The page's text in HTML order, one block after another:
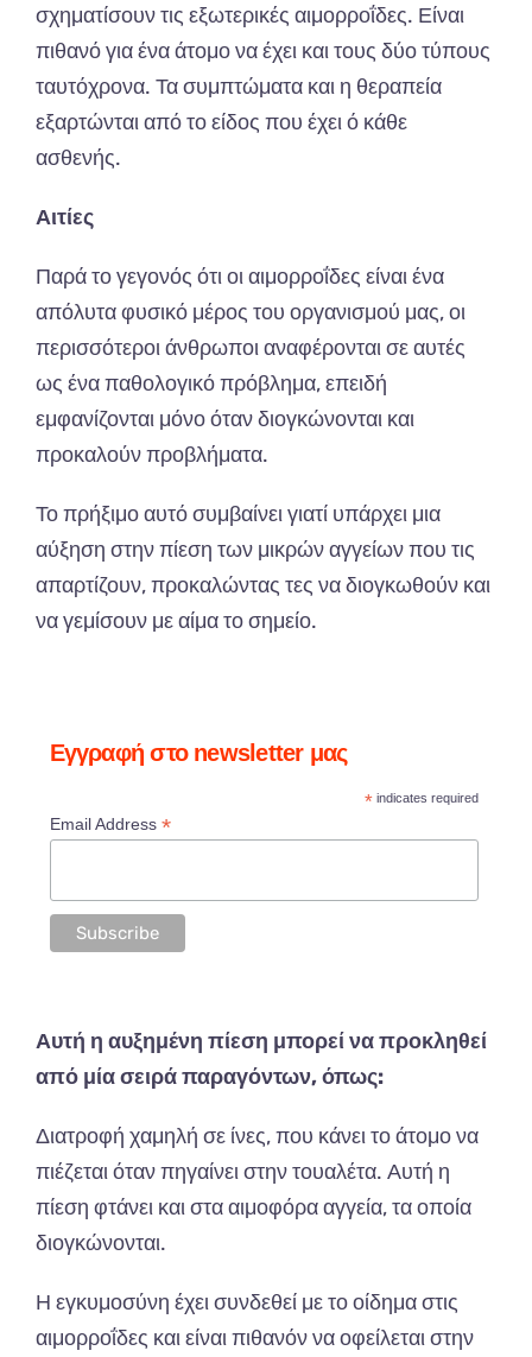
σχηματίσουν τις εξωτερικές αιμορροΐδες. Είναι
πιθανό για ένα άτομο να έχει και τους δύο τύπους
ταυτόχρονα. Τα συμπτώματα και η θεραπεία
εξαρτώνται από το είδος που έχει ό κάθε
ασθενής.
Αιτίες
Παρά το γεγονός ότι οι αιμορροΐδες είναι ένα
απόλυτα φυσικό μέρος του οργανισμού μας, οι
περισσότεροι άνθρωποι αναφέρονται σε αυτές
ως ένα παθολογικό πρόβλημα, επειδή
εμφανίζονται μόνο όταν διογκώνονται και
προκαλούν προβλήματα.
Το πρήξιμο αυτό συμβαίνει γιατί υπάρχει μια
αύξηση στην πίεση των μικρών αγγείων που τις
απαρτίζουν, προκαλώντας τες να διογκωθούν και
να γεμίσουν με αίμα το σημείο.
Εγγραφή στο newsletter μας
*indicates required
Email Address *
Αυτή η αυξημένη πίεση μπορεί να προκληθεί
από μία σειρά παραγόντων, όπως:
Διατροφή χαμηλή σε ίνες, που κάνει το άτομο να
πιέζεται όταν πηγαίνει στην τουαλέτα. Αυτή η
πίεση φτάνει και στα αιμοφόρα αγγεία, τα οποία
διογκώνονται.
Η εγκυμοσύνη έχει συνδεθεί με το οίδημα στις
αιμορροΐδες και είναι πιθανόν να οφείλεται στην